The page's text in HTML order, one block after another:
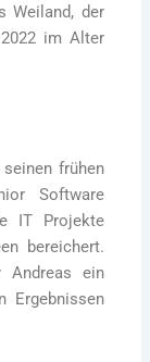
Weiland, der
im Alter
frühen
Software
IT Projekte
bereichert.
Andreas ein
Ergebnissen